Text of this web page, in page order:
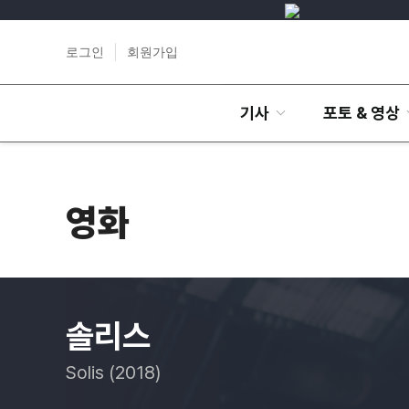
로그인 회원가입
기사 포토 & 영상
영화
솔리스
Solis (2018)